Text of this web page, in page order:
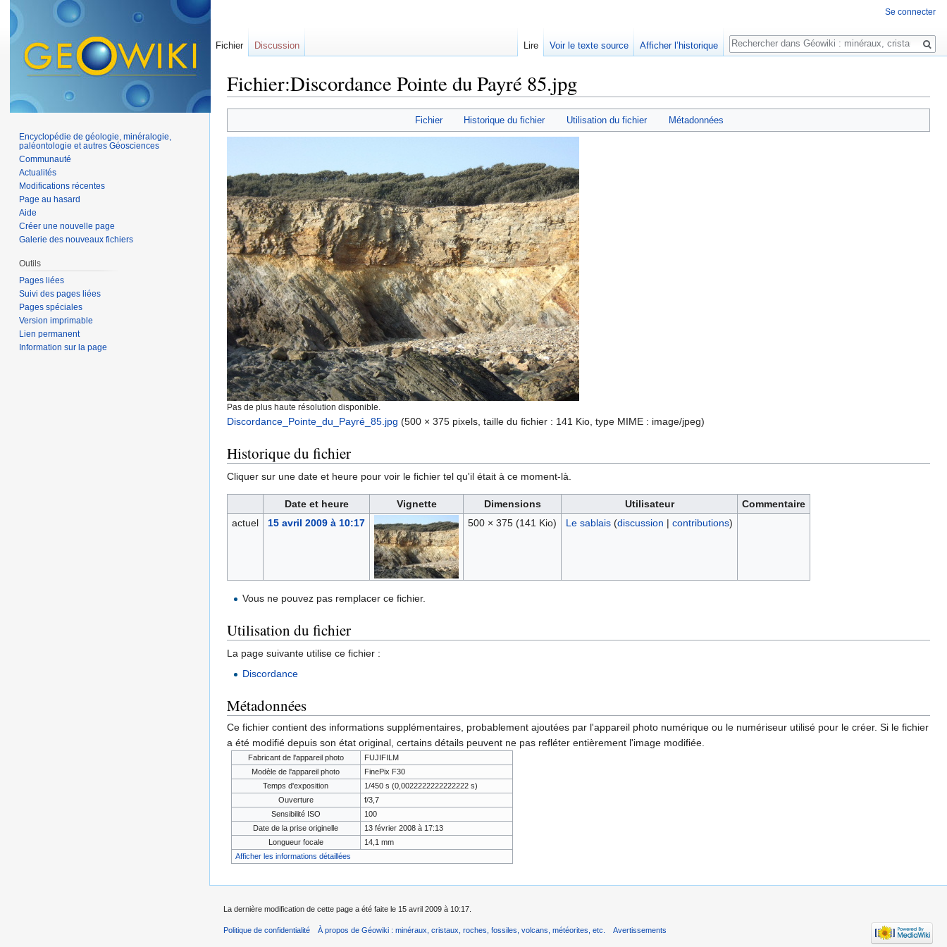
Fichier:Discordance Pointe du Payré 85.jpg
Fichier Historique du fichier Utilisation du fichier Métadonnées
Pas de plus haute résolution disponible.
Discordance_Pointe_du_Payré_85.jpg (500 × 375 pixels, taille du fichier : 141 Kio, type MIME : image/jpeg)
Historique du fichier
Cliquer sur une date et heure pour voir le fichier tel qu'il était à ce moment-là.
Date et heure Vignette Dimensions Utilisateur
Commentaire
actuel
15 avril 2009 à 10:17 500 × 375 (141 Kio) Le sablais (discussion | contributions)
Vous ne pouvez pas remplacer ce fichier.
Utilisation du fichier
La page suivante utilise ce fichier :
Discordance
Métadonnées
Ce fichier contient des informations supplémentaires, probablement ajoutées par l'appareil photo numérique ou le numériseur utilisé pour le créer. Si le fichier
a été modifié depuis son état original, certains détails peuvent ne pas refléter entièrement l'image modifiée.
Fabricant de l'appareil photo
FUJIFILM
Modèle de l'appareil photo
FinePix F30
Temps d'exposition
1/450 s (0,0022222222222222 s)
Ouverture
f/3,7
Sensibilité ISO
100
Date de la prise originelle
13 février 2008 à 17:13
Longueur focale
14,1 mm
Afficher les informations détaillées
Se connecter
Fichier Discussion Lire Voir le texte source Afficher l’historique
Rechercher
Encyclopédie de géologie, minéralogie,
paléontologie et autres Géosciences
Communauté
Actualités
Modifications récentes
Page au hasard
Aide
Créer une nouvelle page
Galerie des nouveaux fichiers
Outils
Pages liées
Suivi des pages liées
Pages spéciales
Version imprimable
Lien permanent
Information sur la page
La dernière modification de cette page a été faite le 15 avril 2009 à 10:17.
Politique de confidentialité À propos de Géowiki : minéraux, cristaux, roches, fossiles, volcans, météorites, etc. Avertissements